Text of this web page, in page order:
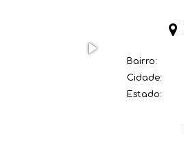
Bairro:
Cidade:
Estado: